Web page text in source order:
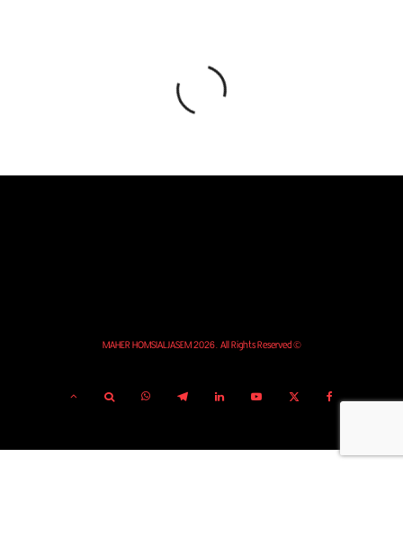
© MAHER HOMSIALJASEM 2026. All Rights Reserved